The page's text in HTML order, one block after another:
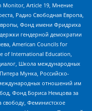
Monitor, Article 19, Мнение
Радио Свободная Европа,
Фонд имени Фридриха
гендерной демократии
American Councils for
of International Education,
Школа международных
Мунка, Российско-
отношений им
Фонд Бориса Немцова за
Феминистское